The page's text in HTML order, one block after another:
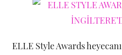
ELLE Style Awards